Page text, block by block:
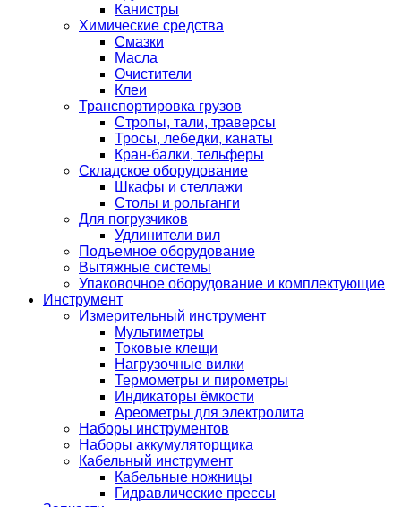
Канистры
Химические средства
Смазки
Масла
Очистители
Клеи
Транспортировка грузов
Стропы, тали, траверсы
Тросы, лебедки, канаты
Кран-балки, тельферы
Складское оборудование
Шкафы и стеллажи
Столы и рольганги
Для погрузчиков
Удлинители вил
Подъемное оборудование
Вытяжные системы
Упаковочное оборудование и комплектующие
Инструмент
Измерительный инструмент
Мультиметры
Токовые клещи
Нагрузочные вилки
Термометры и пирометры
Индикаторы ёмкости
Ареометры для электролита
Наборы инструментов
Наборы аккумуляторщика
Кабельный инструмент
Кабельные ножницы
Гидравлические прессы